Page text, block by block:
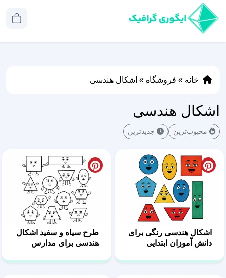
خانه » فروشگاه » اشکال هندسی
اشکال هندسی
محبوب‌ترین جدیدترین
اشکال هندسی رنگی برای
دانش آموزان ابتدایی
طرح سیاه و سفید اشکال
هندسی برای مدارس